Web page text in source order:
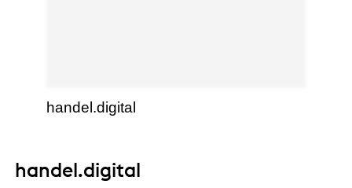
handel.digital
handel.digital